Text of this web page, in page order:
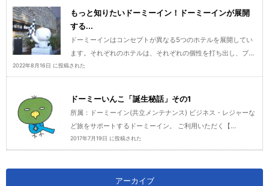
もっと知りたいドーミーイン！ドーミーインが展開
する...
ドーミーインはコンセプトが異なる5つのホテルを展開してい
ます。それぞれのホテルは、それぞれの個性を打ち出し、ブ...
2022年8月16日 に投稿された
ドーミーいんこ「誕生秘話」その1
所属：ドーミーイン(共立メンテナンス) ビジネス・レジャーな
ど旅をサポートするドーミーイン。 ご利用いただく【...
2017年7月19日 に投稿された
アーカイブ